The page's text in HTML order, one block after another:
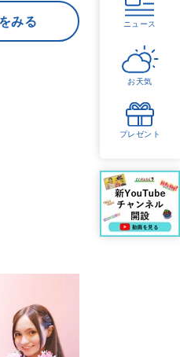
ニュース
お天気
プレゼント
みる